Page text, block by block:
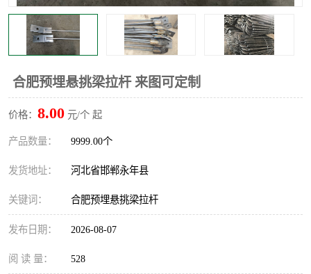
合肥预埋悬挑梁拉杆 来图可定制
价格： 8.00 元/个 起
产品数量： 9999.00个
发货地址： 河北省邯郸永年县
关键词： 合肥预埋悬挑梁拉杆
发布日期： 2026-08-07
阅 读 量： 528